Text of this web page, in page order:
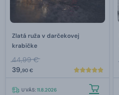
Zlatá ruža v darčekovej
krabičke
44,99 €
39,90 €
U VÁS:11.8.2026